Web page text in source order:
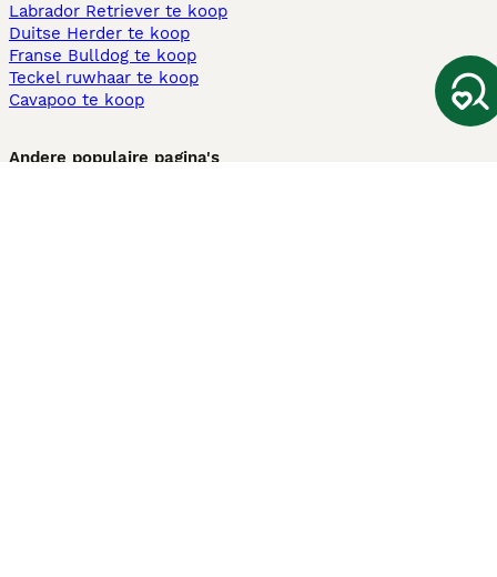
Labrador Retriever te koop
Duitse Herder te koop
Franse Bulldog te koop
Teckel ruwhaar te koop
Cavapoo te koop
Andere populaire pagina's